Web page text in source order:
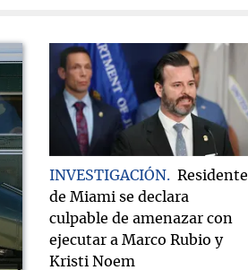
INVESTIGACIÓN
Residente
de Miami se declara
culpable de amenazar con
ejecutar a Marco Rubio y
Kristi Noem